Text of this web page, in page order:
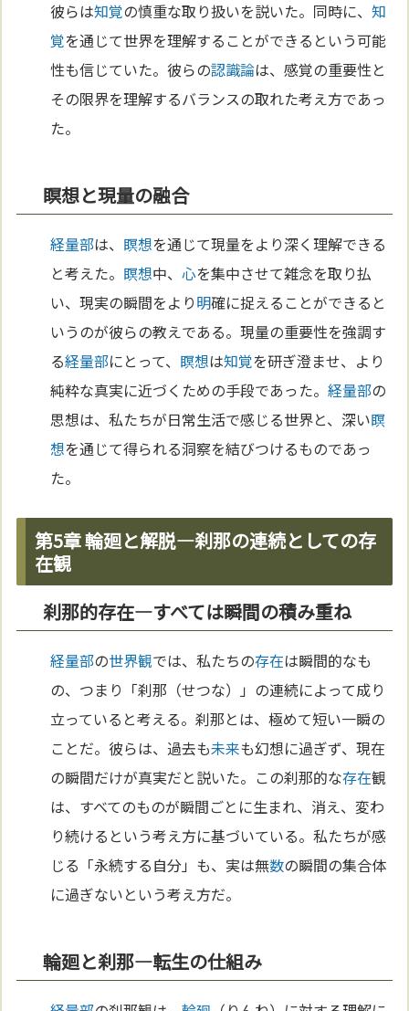
彼らは知覚の慎重な取り扱いを説いた。同時に、知
覚を通じて世界を理解することができるという可能
性も信じていた。彼らの認識論は、感覚の重要性と
その限界を理解するバランスの取れた考え方であっ
た。
瞑想と現量の融合
経量部は、 瞑想を通じて現量をより深く理解できる
と考えた。 瞑想中、心を集中させて雑念を取り払
い、現実の瞬間をより明確に捉えることができると
いうのが彼らの教えである。現量の重要性を強調す
る経量部にとって、 瞑想は知覚を研ぎ澄ませ、より
純粋な真実に近づくための手段であった。経量部の
思想は、私たちが日常生活で感じる世界と、深い瞑
想を通じて得られる洞察を結びつけるものであっ
た。
第5章 輪廻と解脱―刹那の連続としての存
在観
刹那的存在―すべては瞬間の積み重ね
経量部の世界観では、私たちの存在は瞬間的なも
の、つまり「刹那（せつな）」の連続によって成り
立っていると考える。刹那とは、極めて短い一瞬の
ことだ。彼らは、過去も未来も幻想に過ぎず、現在
の瞬間だけが真実だと説いた。この刹那的な存在観
は、すべてのものが瞬間ごとに生まれ、消え、変わ
り続けるという考え方に基づいている。私たちが感
じる「永続する自分」も、実は無数の瞬間の集合体
に過ぎないという考え方だ。
輪廻と刹那―転生の仕組み